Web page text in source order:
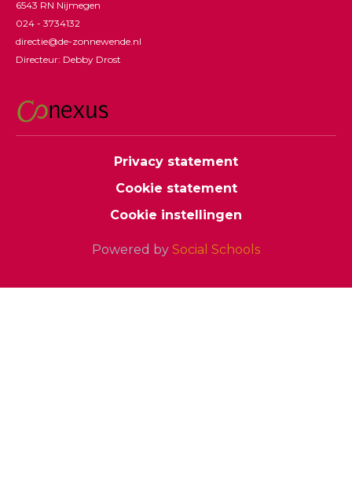
6543 RN Nijmegen
024 - 3734132
directie@de-zonnewende.nl
Directeur: Debby Drost
Privacy statement
Cookie statement
Cookie instellingen
Powered by Social Schools